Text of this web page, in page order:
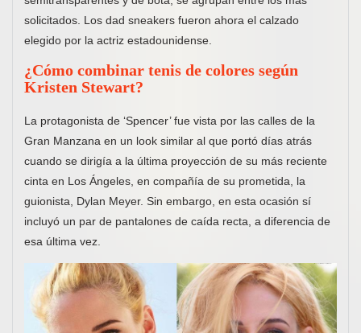
solicitados. Los dad sneakers fueron ahora el calzado
elegido por la actriz estadounidense.
¿Cómo combinar tenis de colores según
Kristen Stewart?
La protagonista de ‘Spencer’ fue vista por las calles de la
Gran Manzana en un look similar al que portó días atrás
cuando se dirigía a la última proyección de su más reciente
cinta en Los Ángeles, en compañía de su prometida, la
guionista, Dylan Meyer. Sin embargo, en esta ocasión sí
incluyó un par de pantalones de caída recta, a diferencia de
esa última vez.